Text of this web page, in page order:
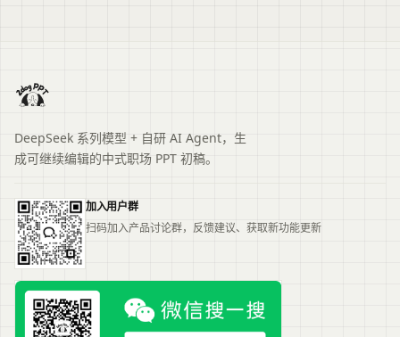
DeepSeek 系列模型 + 自研 AI Agent，生
成可继续编辑的中式职场 PPT 初稿。
加入用户群
扫码加入产品讨论群，反馈建议、获取新功能更新